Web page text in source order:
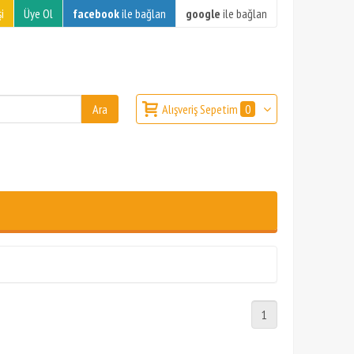
Üye Ol facebookile bağlan google ile bağlan
Alışveriş Sepetim 0
1